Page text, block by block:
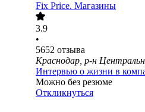
Fix Price. Магазины
3.9
•
5652 отзыва
Краснодар, р-н
Интервью о жизни в
Можно без резюме
Откликнуться